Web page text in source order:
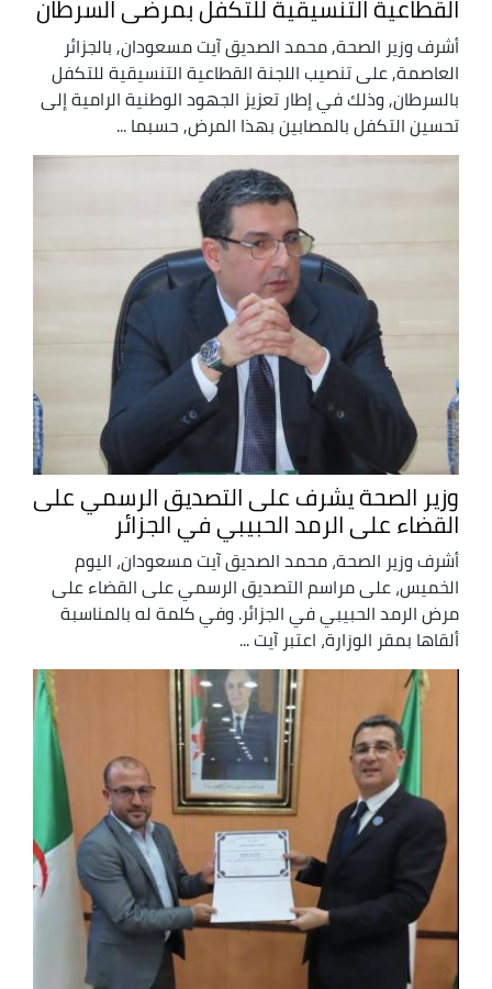
القطاعية التنسيقية للتكفل بمرضى السرطان
أشرف وزير الصحة, محمد الصديق آيت مسعودان, بالجزائر
العاصمة, على تنصيب اللجنة القطاعية التنسيقية للتكفل
بالسرطان, وذلك في إطار تعزيز الجهود الوطنية الرامية إلى
تحسين التكفل بالمصابين بهذا المرض, حسبما ...
وزير الصحة يشرف على التصديق الرسمي على
القضاء على الرمد الحبيبي في الجزائر
أشرف وزير الصحة، محمد الصديق آيت مسعودان، اليوم
الخميس، على مراسم التصديق الرسمي على القضاء على
مرض الرمد الحبيبي في الجزائر. وفي كلمة له بالمناسبة
ألقاها بمقر الوزارة، اعتبر آيت ...